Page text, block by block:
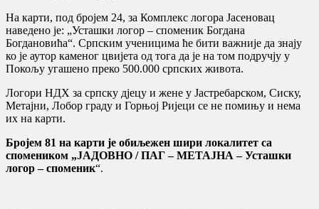
На карти, под бројем 24, за Комплекс логора Јасеновац
наведено је: „Усташки логор – споменик Богдана
Богдановића“. Српским ученицима ће бити важније да знају
ко је аутор каменог цвијета од тога да је на том подручју у
Покољу угашено преко 500.000 српских живота.
Логори НДХ за српску дјецу и жене у Јастребарском, Сиску,
Метајни, Лобор граду и Горњој Ријеци се не помињу и нема
их на карти.
Бројем 81 на карти је обиљежен шири локалитет са
спомеником „ЈАДОВНО / ПАГ – МЕТАЈНА – Усташки
логор – споменик“.